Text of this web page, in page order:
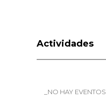
Actividades
_NO HAY EVENTOS